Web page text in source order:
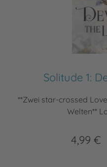
Solitude 1:
**Zwei star-crossed
Welten**
4,99 €